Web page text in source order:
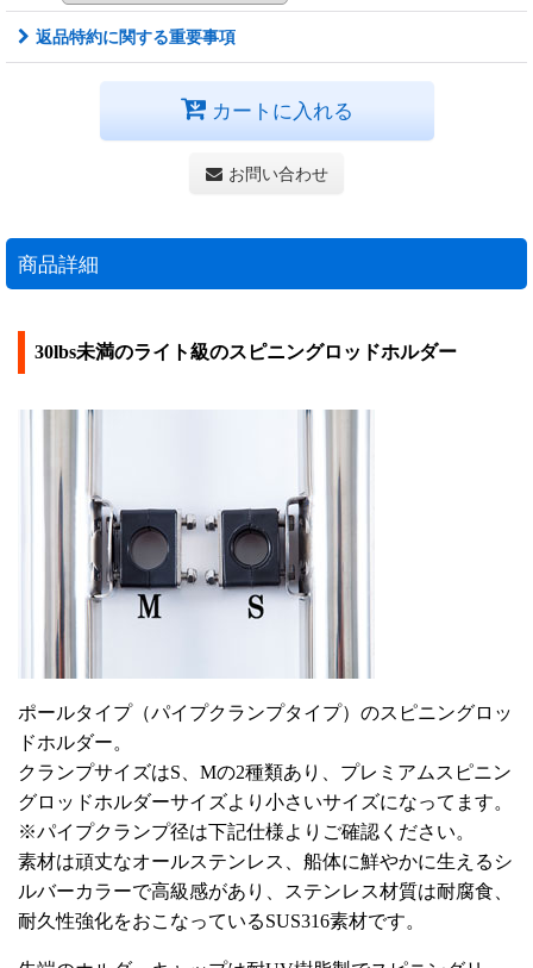
返品特約に関する重要事項
カートに入れる
お問い合わせ
商品詳細
30lbs未満のライト級のスピニングロッドホルダー
ポールタイプ（パイプクランプタイプ）のスピニングロッ
ドホルダー。
クランプサイズはS、Mの2種類あり、プレミアムスピニン
グロッドホルダーサイズより小さいサイズになってます。
※パイプクランプ径は下記仕様よりご確認ください。
素材は頑丈なオールステンレス、船体に鮮やかに生えるシ
ルバーカラーで高級感があり、ステンレス材質は耐腐食、
耐久性強化をおこなっているSUS316素材です。